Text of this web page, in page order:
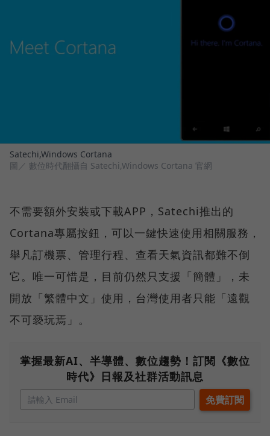
Satechi,Windows Cortana
圖／ 數位時代翻攝自 Satechi,Windows Cortana 官網
不需要額外安裝或下載APP，Satechi推出的
Cortana專屬按鈕，可以一鍵快速使用相關服務，
舉凡訂機票、管理行程、查看天氣資訊都難不倒
它。唯一可惜是，目前仍然只支援「簡體」，未
開放「繁體中文」使用，台灣使用者只能「遠觀
不可褻玩焉」。
掌握最新AI、半導體、數位趨勢！訂閱《數位
時代》日報及社群活動訊息